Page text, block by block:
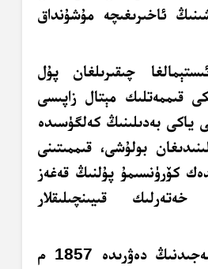
ئاخىرىغىچە مۇشۇنداق
چىقىرىلغان پۇل
قىممەتلىك مېتال زاپىسى
ياكى بەدىلىنىڭ كەلگۈسىدە
بولۇشى، قىممىتىنى
كۆرۈنسىمۇ پۇلنىڭ قەغەز
قىيىنچىلىقلار
سۇلتان ئابدۇلمەجىدنىڭ دەۋرىدە 1857 م